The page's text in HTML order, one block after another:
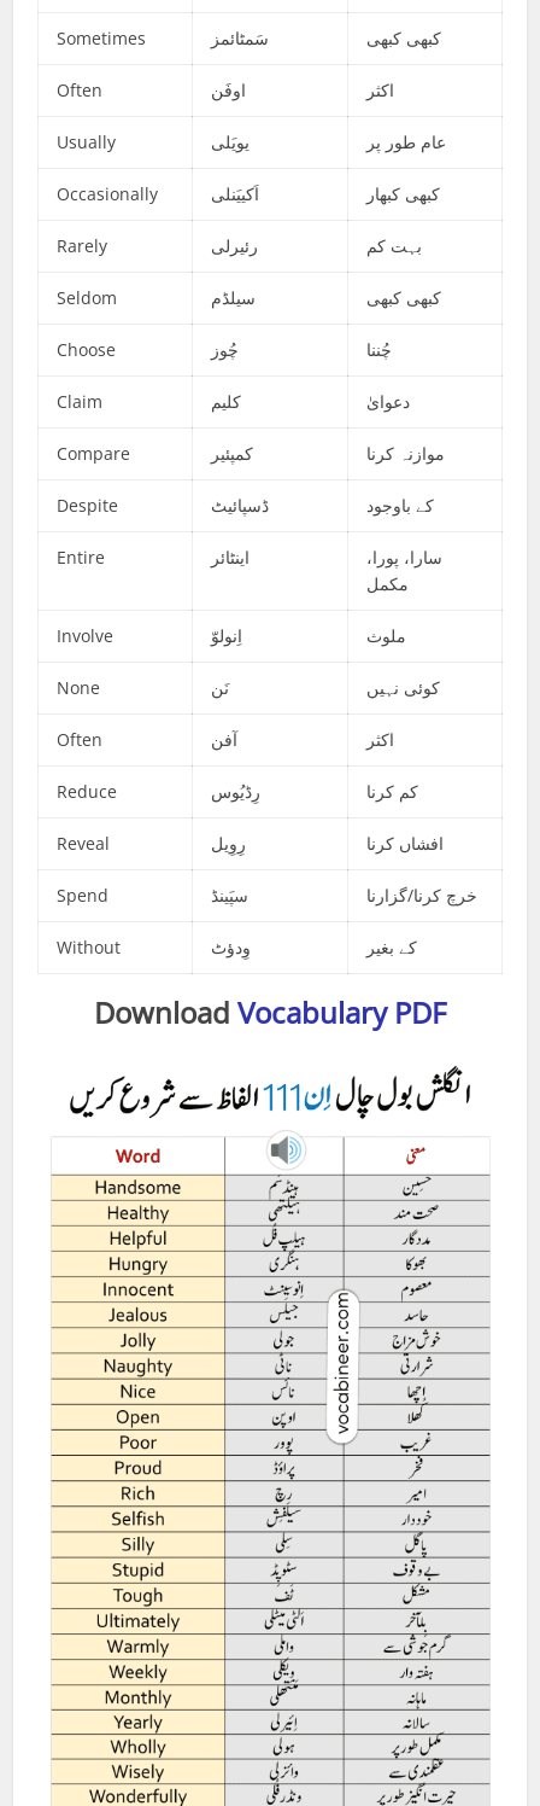
Sometimes سَمٹائمز کبھی کبھی
Often اوفَن اکثر
Usually یویَلی عام طور پر
Occasionally اَکییَنلی کبھی کبھار
Rarely رئیرلی بہت کم
Seldom سیلڈم کبھی کبھی
Choose چُوز چُننا
Claim کلیم دعوایٰ
Compare کمپئیر موازنہ کرنا
Despite ڈسپائیٹ کے باوجود
Entire اینٹائر
سارا، پورا،
مکمل
Involve اِنولوّ ملوث
None نَن کوئی نہیں
Often آفن اکثر
Reduce رِڈیُوس کم کرنا
Reveal رِوِیل افشاں کرنا
Spend سپَینڈ خرچ کرنا/گزارنا
Without وِدؤٹ کے بغیر
Download Vocabulary PDF